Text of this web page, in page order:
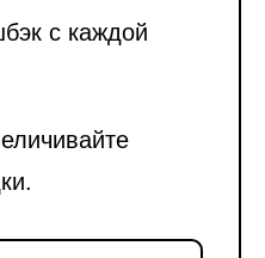
с каждой